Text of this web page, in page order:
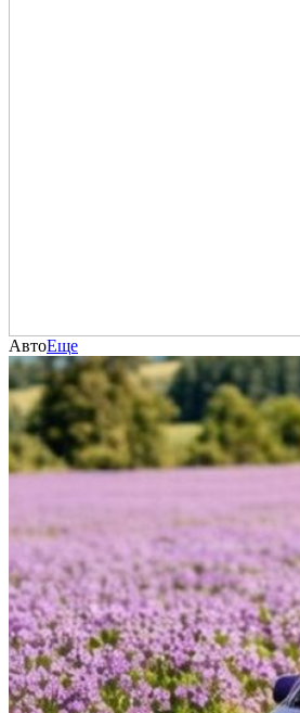
АвтоЕще